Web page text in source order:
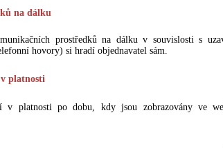
na dálku
prostředků na dálku v souvislosti s
hovory) si hradí objednavatel sám.
platnosti
v platnosti po dobu, kdy jsou zobrazovány ve